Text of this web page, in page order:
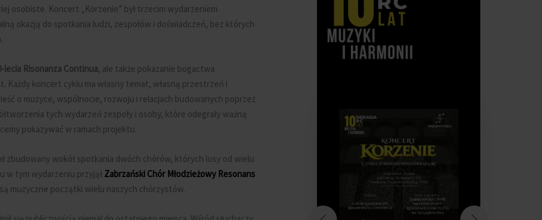
osobiste. Koncert „Korzenie” był trzecim wydarzeniem
okazją do spotkania ludzi, zespołów i doświadczeń, bez których
lecia Risonanza Continua, ale także pokazanie bogactwa
koncert cyklu ma własny temat, własną przestrzeń i
o muzyce, wspólnocie, rozwoju i relacjach budowanych poprzez
tych wydarzeń zespoły i osoby, które odegrały ważną
pokazywać w ramach projektu.
zbudowany wokół spotkania dwóch chórów, których losy od wielu
w tym wydarzeniu przyjął Zabrzański Chór Młodzieżowy Resonans
muzyczne początki wielu naszych chórzystów.